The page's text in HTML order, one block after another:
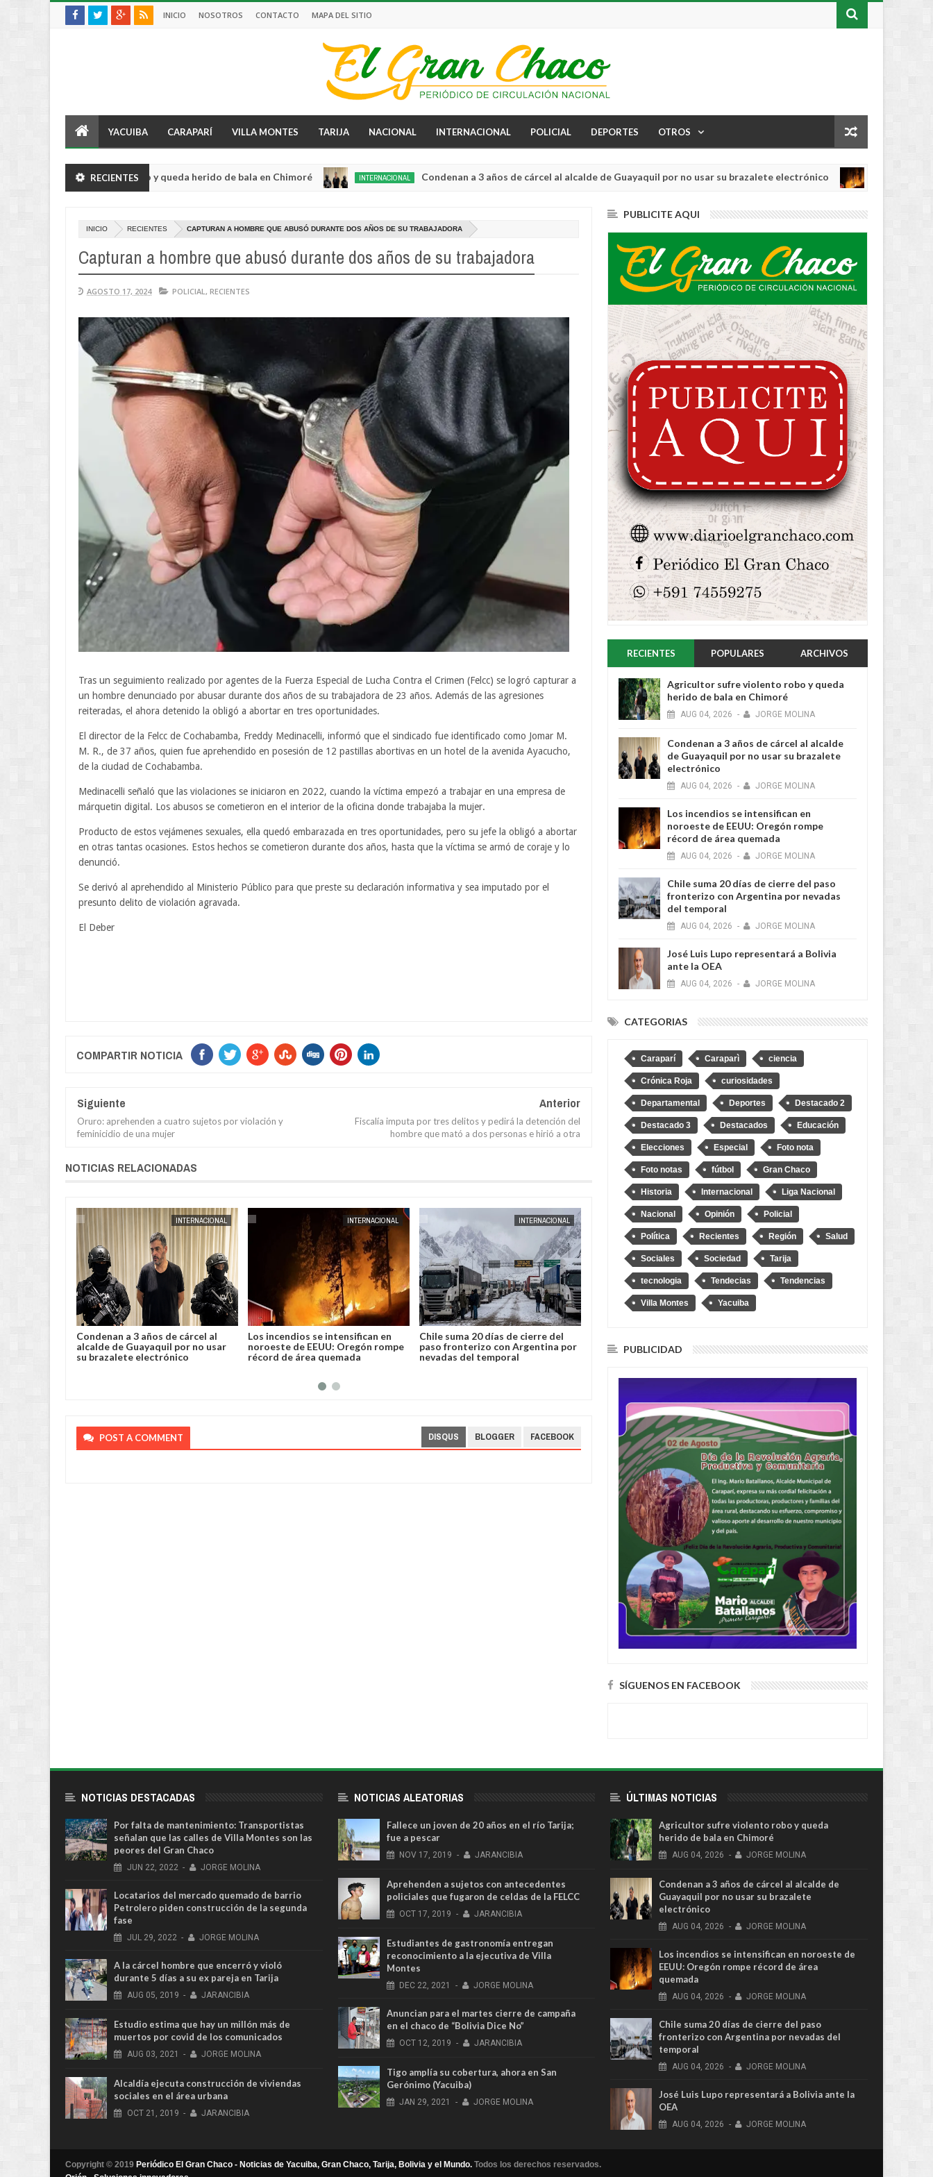
INICIO NOSOTROS CONTACTO MAPA DEL SITIO
YACUIBA CARAPARÍ VILLA MONTES TARIJA NACIONAL INTERNACIONAL POLICIAL DEPORTES OTROS
RECIENTES
sufre violento robo y queda herido de bala en Chimoré INTERNACIONAL Condenan a 3 años de cárcel al alcalde de Guayaquil por no usar su brazalete electrónico
20260
INTERNACIONAL
INICIO RECIENTES CAPTURAN A HOMBRE QUE ABUSÓ DURANTE DOS AÑOS DE SU TRABAJADORA
Capturan a hombre que abusó durante dos años de su trabajadora
AGOSTO 17, 2024 POLICIAL , RECIENTES
Tras un seguimiento realizado por agentes de la Fuerza Especial de Lucha Contra el Crimen (Felcc) se logró capturar a
un hombre denunciado por abusar durante dos años de su trabajadora de 23 años. Además de las agresiones
reiteradas, el ahora detenido la obligó a abortar en tres oportunidades.
El director de la Felcc de Cochabamba, Freddy Medinacelli, informó que el sindicado fue identificado como Jomar M.
M. R., de 37 años, quien fue aprehendido en posesión de 12 pastillas abortivas en un hotel de la avenida Ayacucho,
de la ciudad de Cochabamba.
Medinacelli señaló que las violaciones se iniciaron en 2022, cuando la víctima empezó a trabajar en una empresa de
márquetin digital. Los abusos se cometieron en el interior de la oficina donde trabajaba la mujer.
Producto de estos vejámenes sexuales, ella quedó embarazada en tres oportunidades, pero su jefe la obligó a abortar
en otras tantas ocasiones. Estos hechos se cometieron durante dos años, hasta que la víctima se armó de coraje y lo
denunció.
Se derivó al aprehendido al Ministerio Público para que preste su declaración informativa y sea imputado por el
presunto delito de violación agravada.
El Deber
COMPARTIR NOTICIA
Siguiente
Oruro: aprehenden a cuatro sujetos por violación y
feminicidio de una mujer
Anterior
Fiscalía imputa por tres delitos y pedirá la detención del
hombre que mató a dos personas e hirió a otra
NOTICIAS RELACIONADAS
AUG
INTERNACIONAL AUG 04, 2026
Condenan a 3 años de cárcel al
alcalde de Guayaquil por no usar
su brazalete electrónico
INTERNACIONAL
Los incendios se intensifican en
noroeste de EEUU: Oregón rompe
récord de área quemada
INTERNACIONAL
Chile suma 20 días de cierre del
paso fronterizo con Argentina por
nevadas del temporal
NACIONAL
Bolivia ante la OEA
JORGE MOLINA
ridículo”, dice Loza tras denuncia
de que se transportó en un auto
POST A COMMENT DISQUS BLOGGER FACEBOOK
PUBLICITE AQUI
RECIENTES POPULARES ARCHIVOS
Agricultor sufre violento robo y queda
herido de bala en Chimoré
AUG 04, 2026 - JORGE MOLINA
Condenan a 3 años de cárcel al alcalde
de Guayaquil por no usar su brazalete
electrónico
AUG 04, 2026 - JORGE MOLINA
Los incendios se intensifican en
noroeste de EEUU: Oregón rompe
récord de área quemada
AUG 04, 2026 - JORGE MOLINA
Chile suma 20 días de cierre del paso
fronterizo con Argentina por nevadas
del temporal
AUG 04, 2026 - JORGE MOLINA
José Luis Lupo representará a Bolivia
ante la OEA
AUG 04, 2026 - JORGE MOLINA
CATEGORIAS
Caraparí Caraparì ciencia
Crónica Roja curiosidades
Departamental Deportes Destacado 2
Destacado 3 Destacados Educación
Elecciones Especial Foto nota
Foto notas fútbol Gran Chaco
Historia Internacional Liga Nacional
Nacional Opinión Policial
Política Recientes Región Salud
Sociales Sociedad Tarija
tecnologia Tendecias Tendencias
Villa Montes Yacuiba
PUBLICIDAD
SÍGUENOS EN FACEBOOK
NOTICIAS DESTACADAS
Por falta de mantenimiento: Transportistas
señalan que las calles de Villa Montes son las
peores del Gran Chaco
JUN 22, 2022 - JORGE MOLINA
Locatarios del mercado quemado de barrio
Petrolero piden construcción de la segunda
fase
JUL 29, 2022 - JORGE MOLINA
A la cárcel hombre que encerró y violó
durante 5 días a su ex pareja en Tarija
AUG 05, 2019 - JARANCIBIA
Estudio estima que hay un millón más de
muertos por covid de los comunicados
AUG 03, 2021 - JORGE MOLINA
Alcaldía ejecuta construcción de viviendas
sociales en el área urbana
OCT 21, 2019 - JARANCIBIA
NOTICIAS ALEATORIAS
Fallece un joven de 20 años en el río Tarija;
fue a pescar
NOV 17, 2019 - JARANCIBIA
Aprehenden a sujetos con antecedentes
policiales que fugaron de celdas de la FELCC
OCT 17, 2019 - JARANCIBIA
Estudiantes de gastronomía entregan
reconocimiento a la ejecutiva de Villa
Montes
DEC 22, 2021 - JORGE MOLINA
Anuncian para el martes cierre de campaña
en el chaco de “Bolivia Dice No”
OCT 12, 2019 - JARANCIBIA
Tigo amplía su cobertura, ahora en San
Gerónimo (Yacuiba)
JAN 29, 2021 - JORGE MOLINA
ÚLTIMAS NOTICIAS
Agricultor sufre violento robo y queda
herido de bala en Chimoré
AUG 04, 2026 - JORGE MOLINA
Condenan a 3 años de cárcel al alcalde de
Guayaquil por no usar su brazalete
electrónico
AUG 04, 2026 - JORGE MOLINA
Los incendios se intensifican en noroeste de
EEUU: Oregón rompe récord de área
quemada
AUG 04, 2026 - JORGE MOLINA
Chile suma 20 días de cierre del paso
fronterizo con Argentina por nevadas del
temporal
AUG 04, 2026 - JORGE MOLINA
José Luis Lupo representará a Bolivia ante la
OEA
AUG 04, 2026 - JORGE MOLINA
Copyright © 2019 Periódico El Gran Chaco - Noticias de Yacuiba, Gran Chaco, Tarija, Bolivia y el Mundo. Todos los derechos reservados.